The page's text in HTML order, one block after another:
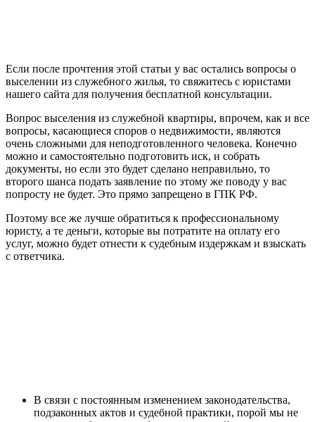
Если после прочтения этой статьи у вас остались вопросы о
выселении из служебного жилья, то свяжитесь с юристами
нашего сайта для получения бесплатной консультации.
Вопрос выселения из служебной квартиры, впрочем, как и все
вопросы, касающиеся споров о недвижимости, являются
очень сложными для неподготовленного человека. Конечно
можно и самостоятельно подготовить иск, и собрать
документы, но если это будет сделано неправильно, то
второго шанса подать заявление по этому же поводу у вас
попросту не будет. Это прямо запрещено в ГПК РФ.
Поэтому все же лучше обратиться к профессиональному
юристу, а те деньги, которые вы потратите на оплату его
услуг, можно будет отнести к судебным издержкам и взыскать
с ответчика.
В связи с постоянным изменением законодательства,
подзаконных актов и судебной практики, порой мы не